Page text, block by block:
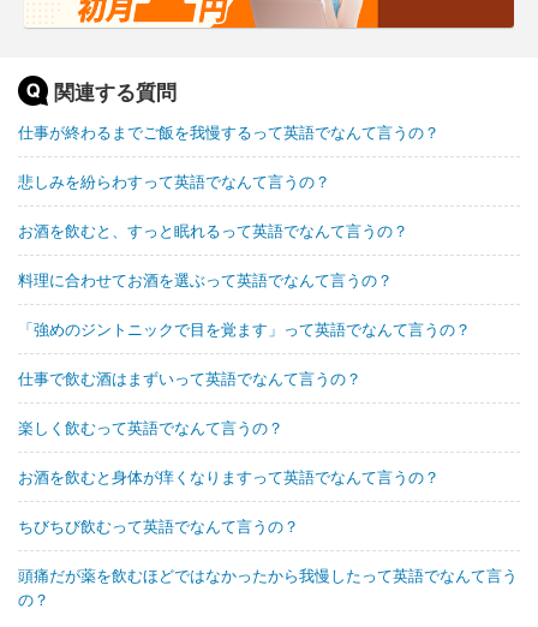
関連する質問
仕事が終わるまでご飯を我慢するって英語でなんて言うの？
悲しみを紛らわすって英語でなんて言うの？
お酒を飲むと、すっと眠れるって英語でなんて言うの？
料理に合わせてお酒を選ぶって英語でなんて言うの？
「強めのジントニックで目を覚ます」って英語でなんて言うの？
仕事で飲む酒はまずいって英語でなんて言うの？
楽しく飲むって英語でなんて言うの？
お酒を飲むと身体が痒くなりますって英語でなんて言うの？
ちびちび飲むって英語でなんて言うの？
頭痛だが薬を飲むほどではなかったから我慢したって英語でなんて言う
の？